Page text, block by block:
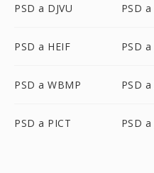
PSD a DJVU PSD
PSD a HEIF PSD a
PSD a WBMP PSD a
PSD a PICT PSD a